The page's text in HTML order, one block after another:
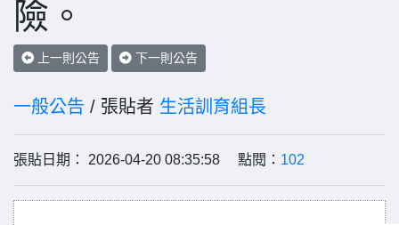
險。
上一則公告 下一則公告
一般公告 / 張貼者 生活訓育組長
張貼日期： 2026-04-20 08:35:58 點閱： 102